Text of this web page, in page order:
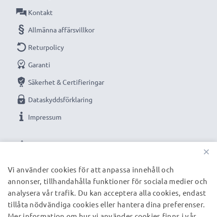
VÅRA BETALNINGSALTERNATIV
Kontakt
Allmänna affärsvillkor
Returpolicy
Garanti
Säkerhet & Certifieringar
Dataskyddsförklaring
Impressum
VÅRA FRAKTPARTNERS
×
Vi använder cookies för att anpassa innehåll och
annonser, tillhandahålla funktioner för sociala medier och
analysera vår trafik. Du kan acceptera alla cookies, endast
tillåta nödvändiga cookies eller hantera dina preferenser.